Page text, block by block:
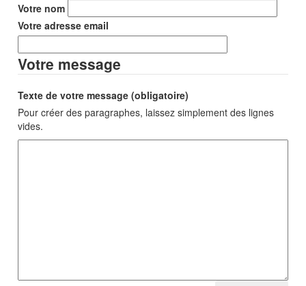
Votre nom
Votre adresse email
Votre message
Texte de votre message (obligatoire)
Pour créer des paragraphes, laissez simplement des lignes
vides.